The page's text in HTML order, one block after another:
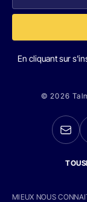
En cliquant sur
© 2026
MIEUX NOUS